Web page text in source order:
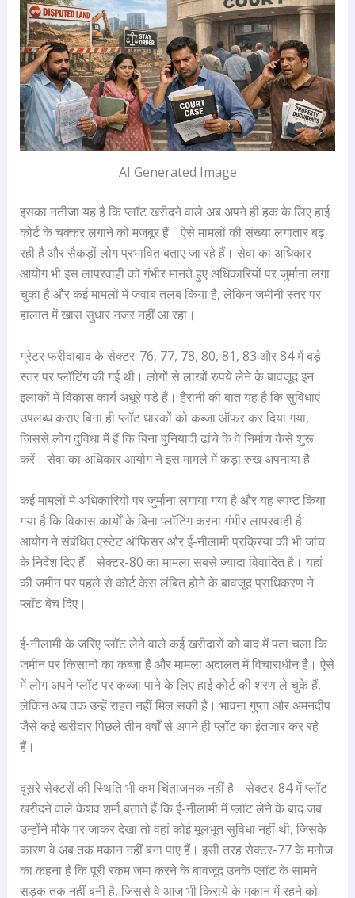
AI Generated Image
इसका नतीजा यह है कि प्लॉट खरीदने वाले अब अपने ही हक के लिए हाई
कोर्ट के चक्कर लगाने को मजबूर हैं। ऐसे मामलों की संख्या लगातार बढ़
रही है और सैकड़ों लोग प्रभावित बताए जा रहे हैं। सेवा का अधिकार
आयोग भी इस लापरवाही को गंभीर मानते हुए अधिकारियों पर जुर्माना लगा
चुका है और कई मामलों में जवाब तलब किया है, लेकिन जमीनी स्तर पर
हालात में खास सुधार नजर नहीं आ रहा।
ग्रेटर फरीदाबाद के सेक्टर-76, 77, 78, 80, 81, 83 और 84 में बड़े
स्तर पर प्लॉटिंग की गई थी। लोगों से लाखों रुपये लेने के बावजूद इन
इलाकों में विकास कार्य अधूरे पड़े हैं। हैरानी की बात यह है कि सुविधाएं
उपलब्ध कराए बिना ही प्लॉट धारकों को कब्जा ऑफर कर दिया गया,
जिससे लोग दुविधा में हैं कि बिना बुनियादी ढांचे के वे निर्माण कैसे शुरू
करें। सेवा का अधिकार आयोग ने इस मामले में कड़ा रुख अपनाया है।
कई मामलों में अधिकारियों पर जुर्माना लगाया गया है और यह स्पष्ट किया
गया है कि विकास कार्यों के बिना प्लॉटिंग करना गंभीर लापरवाही है।
आयोग ने संबंधित एस्टेट ऑफिसर और ई-नीलामी प्रक्रिया की भी जांच
के निर्देश दिए हैं। सेक्टर-80 का मामला सबसे ज्यादा विवादित है। यहां
की जमीन पर पहले से कोर्ट केस लंबित होने के बावजूद प्राधिकरण ने
प्लॉट बेच दिए।
ई-नीलामी के जरिए प्लॉट लेने वाले कई खरीदारों को बाद में पता चला कि
जमीन पर किसानों का कब्जा है और मामला अदालत में विचाराधीन है। ऐसे
में लोग अपने प्लॉट पर कब्जा पाने के लिए हाई कोर्ट की शरण ले चुके हैं,
लेकिन अब तक उन्हें राहत नहीं मिल सकी है। भावना गुप्ता और अमनदीप
जैसे कई खरीदार पिछले तीन वर्षों से अपने ही प्लॉट का इंतजार कर रहे
हैं।
दूसरे सेक्टरों की स्थिति भी कम चिंताजनक नहीं है। सेक्टर-84 में प्लॉट
खरीदने वाले केशव शर्मा बताते हैं कि ई-नीलामी में प्लॉट लेने के बाद जब
उन्होंने मौके पर जाकर देखा तो वहां कोई मूलभूत सुविधा नहीं थी, जिसके
कारण वे अब तक मकान नहीं बना पाए हैं। इसी तरह सेक्टर-77 के मनोज
का कहना है कि पूरी रकम जमा करने के बावजूद उनके प्लॉट के सामने
सड़क तक नहीं बनी है, जिससे वे आज भी किराये के मकान में रहने को